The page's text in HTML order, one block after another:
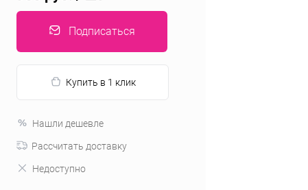
Подписаться
Купить в 1 клик
Нашли дешевле
Рассчитать доставку
Недоступно